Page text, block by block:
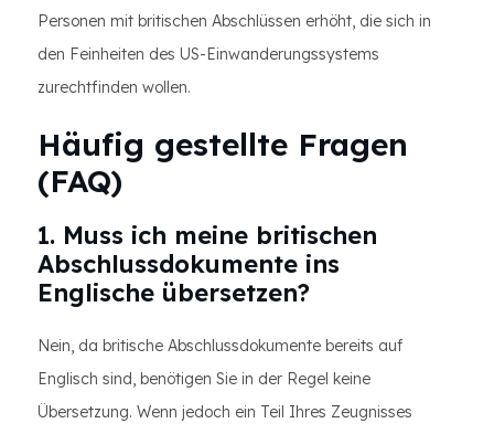
Personen mit britischen Abschlüssen erhöht, die sich in
den Feinheiten des US-Einwanderungssystems
zurechtfinden wollen.
Häufig gestellte Fragen
(FAQ)
1. Muss ich meine britischen
Abschlussdokumente ins
Englische übersetzen?
Nein, da britische Abschlussdokumente bereits auf
Englisch sind, benötigen Sie in der Regel keine
Übersetzung. Wenn jedoch ein Teil Ihres Zeugnisses